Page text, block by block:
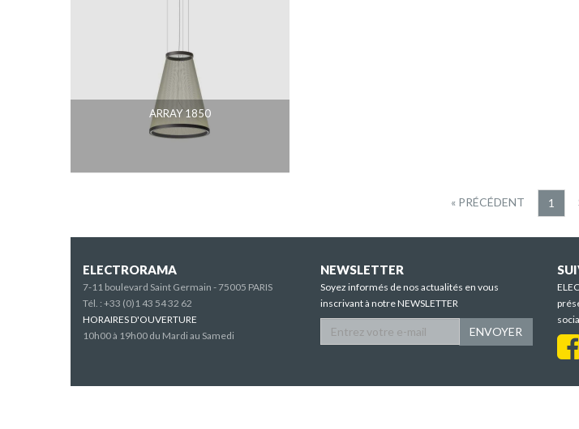
ARRAY 1850
« PRÉCÉDENT 1
ELECTRORAMA
7-11 boulevard Saint Germain - 75005 PARIS
Tél. : +33 (0)1 43 54 32 62
HORAIRES D'OUVERTURE
10h00 à 19h00 du Mardi au Samedi
NEWSLETTER
Soyez informés de nos actualités en vous
inscrivant à notre NEWSLETTER
ENVOYER